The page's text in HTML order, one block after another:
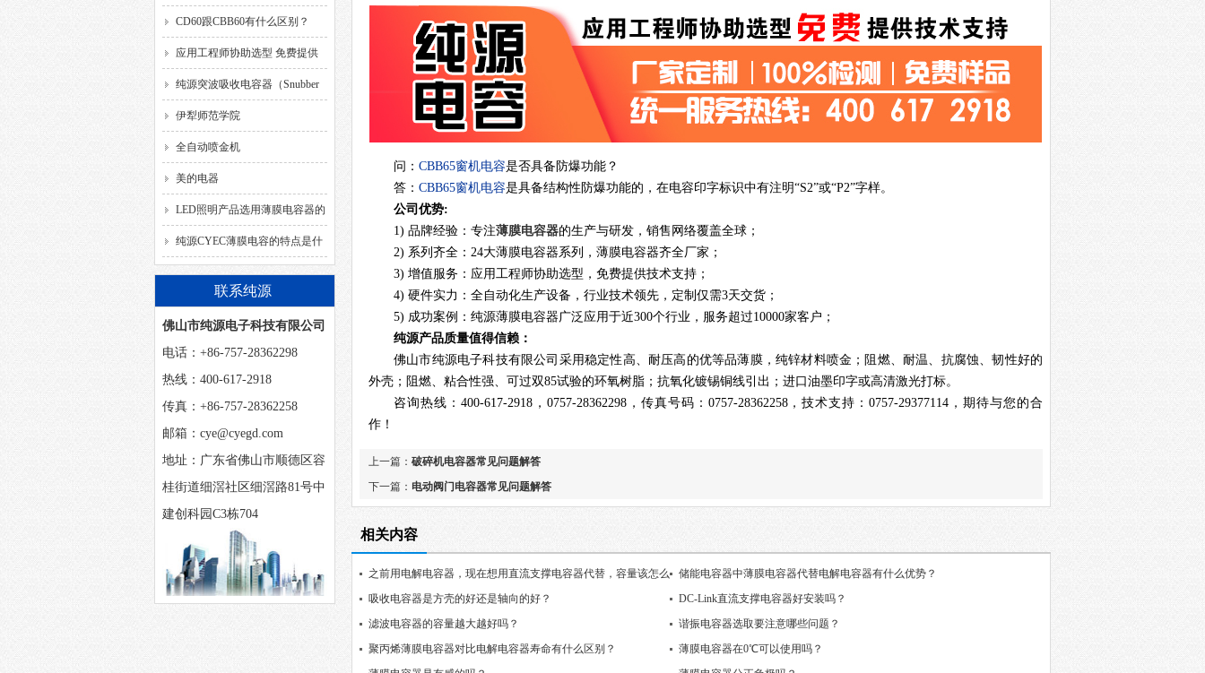
CD60跟CBB60有什么区别？
应用工程师协助选型 免费提供
解决方案
纯源突波吸收电容器（Snubber
Capacitor）
伊犁师范学院
全自动喷金机
美的电器
LED照明产品选用薄膜电容器的
要求
纯源CYEC薄膜电容的特点是什
么？
联系纯源
佛山市纯源电子科技有限公司
电话：+86-757-28362298
热线：400-617-2918
传真：+86-757-28362258
邮箱：cye@cyegd.com
地址：广东省佛山市顺德区容
桂街道细滘社区细滘路81号中
建创科园C3栋704
问： CBB65窗机电容是否具备防爆功能？
答： CBB65窗机电容是具备结构性防爆功能的，在电容印字标识中有注明“S2”或“P2”字样。
公司优势:
1) 品牌经验：专注薄膜电容器的生产与研发，销售网络覆盖全球；
2) 系列齐全： 24大薄膜电容器系列，薄膜电容器齐全厂家；
3) 增值服务：应用工程师协助选型，免费提供技术支持；
4) 硬件实力：全自动化生产设备，行业技术领先，定制仅需3天交货；
5) 成功案例： 纯源薄膜电容器广泛应用于近300个行业，服务超过10000家客户；
纯源产品质量值得信赖 ：
佛山市纯源电子科技有限公司采用稳定性高、耐压高的优等品薄膜，纯锌材料喷金；阻燃、耐温、抗腐蚀、韧性好的
外壳；阻燃、粘合性强、可过双85试验的环氧树脂；抗氧化镀锡铜线引出 ； 进口油墨印字或高清激光打标。
咨询热线： 400-617-2918， 0757-28362298，传真号码： 0757-28362258，技术支持：0757-29377114 ，期待与您的合
作 ！
上一篇： 破碎机电容器常见问题解答
下一篇： 电动阀门电容器常见问题解答
相关内容
之前用电解电容器，现在想用直流支撑电容器代替，容量该怎么
选择？
储能电容器中薄膜电容器代替电解电容器有什么优势？
吸收电容器是方壳的好还是轴向的好？
DC-Link直流支撑电容器好安装吗？
滤波电容器的容量越大越好吗？
谐振电容器选取要注意哪些问题？
聚丙烯薄膜电容器对比电解电容器寿命有什么区别？
薄膜电容器在0℃可以使用吗？